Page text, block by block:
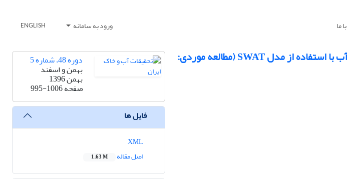
ما ورود به سامانه ENGLISH
بررسی تاثیر بهترین اقدامات مدیریتی در کاهش منابع آلاینده نقطه‌ای و غیرنقطه‌ای آب با استفاده از مدل SWAT (مطالعه موردی: دوره 48، شماره 5
بهمن و اسفند
بهمن 1396
صفحه995-1006
فایل ها
اصل مقاله
1.63 M